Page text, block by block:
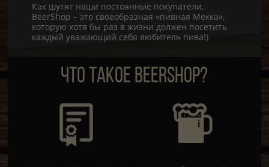
Как шутят наши постоянные покупатели,
BeerShop – это своеобразная «пивная Мекка»,
которую хотя бы раз в жизни должен посетить
каждый уважающий себя любитель пива!)
ЧТО ТАКОЕ BEERSHOP?